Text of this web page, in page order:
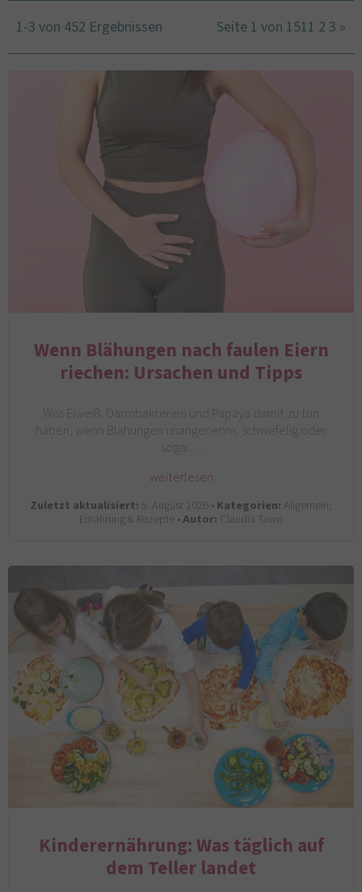
1-3 von 452 Ergebnissen Seite 1 von 1511 2 3 »
Wenn Blähungen nach faulen Eiern
riechen: Ursachen und Tipps
Was Eiweiß, Darmbakterien und Papaya damit zu tun
haben, wenn Blähungen unangenehm, schwefelig oder
sogar…
weiterlesen
Zuletzt aktualisiert: 5. August 2026 •Kategorien: Allgemein,
Ernährung & Rezepte •Autor: Claudia Tawo
Kinderernährung: Was täglich auf
dem Teller landet